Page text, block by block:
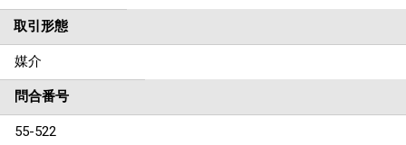
取引形態
媒介
問合番号
55-522